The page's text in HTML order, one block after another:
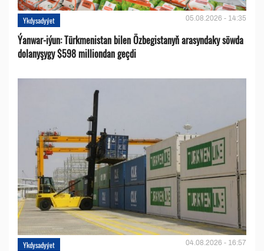
Ykdysadyýet 05.08.2026 - 14:35
Ýanwar-iýun: Türkmenistan bilen Özbegistanyň arasyndaky söwda
dolanyşygy $598 milliondan geçdi
Ykdysadyýet 04.08.2026 - 16:57